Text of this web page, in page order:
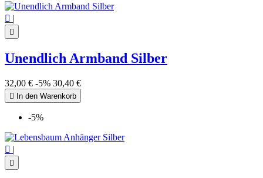
 |

Unendlich Armband Silber
32,00 € -5% 30,40 €
 In den Warenkorb
-5%
 |
